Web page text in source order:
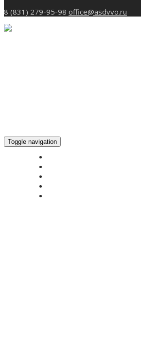
8 (831) 279-95-98 office@asdvvo.ru
Toggle navigation